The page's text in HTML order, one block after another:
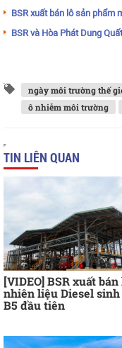
BSR xuất bán lô sản phẩm
BSR và Hòa Phát Dung
ngày môi trường thế
ô nhiễm môi trường
TIN LIÊN QUAN
[VIDEO] BSR xuất bán
nhiên liệu Diesel sinh
B5 đầu tiên